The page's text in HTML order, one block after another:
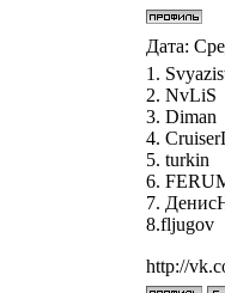
Дата:
1.
2. NvLiS
3. Diman
4.
5. turkin
6.
7.
8.fljugov
http://